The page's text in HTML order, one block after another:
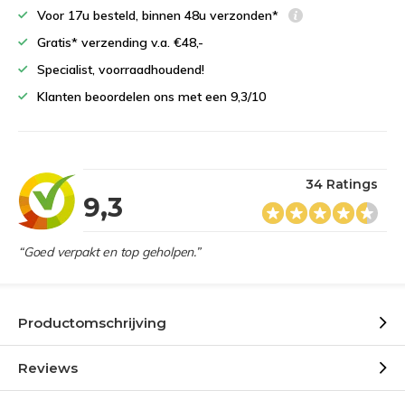
Voor 17u besteld, binnen 48u verzonden*
Gratis* verzending v.a. €48,-
Specialist, voorraadhoudend!
Klanten beoordelen ons met een 9,3/10
9,3
34 Ratings
“Goed verpakt en top geholpen.”
Productomschrijving
Reviews